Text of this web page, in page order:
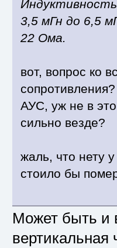
3,5 мГн до 6,5
22 Ома.
вот, вопрос ко
сопротивления?
АУС, уж не в
сильно везде?
жаль, что нету
стоило бы
Может быть и
вертикальная